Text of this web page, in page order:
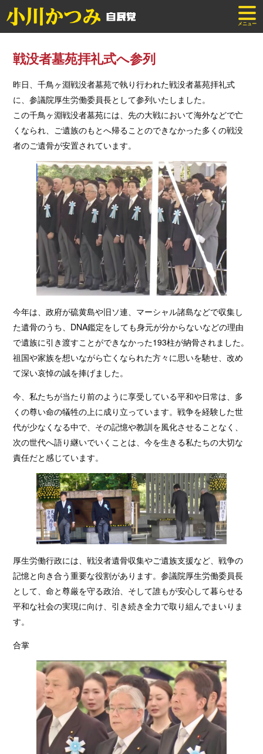
メニュー
戦没者墓苑拝礼式へ参列
昨日、千鳥ヶ淵戦没者墓苑で執り行われた戦没者墓苑拝礼式
に、参議院厚生労働委員長として参列いたしました。
この千鳥ヶ淵戦没者墓苑には、先の大戦において海外などで亡
くなられ、ご遺族のもとへ帰ることのできなかった多くの戦没
者のご遺骨が安置されています。
今年は、政府が硫黄島や旧ソ連、マーシャル諸島などで収集し
た遺骨のうち、DNA鑑定をしても身元が分からないなどの理由
で遺族に引き渡すことができなかった193柱が納骨されました。
祖国や家族を想いながら亡くなられた方々に思いを馳せ、改め
て深い哀悼の誠を捧げました。
今、私たちが当たり前のように享受している平和や日常は、多
くの尊い命の犠牲の上に成り立っています。戦争を経験した世
代が少なくなる中で、その記憶や教訓を風化させることなく、
次の世代へ語り継いでいくことは、今を生きる私たちの大切な
責任だと感じています。
厚生労働行政には、戦没者遺骨収集やご遺族支援など、戦争の
記憶と向き合う重要な役割があります。参議院厚生労働委員長
として、命と尊厳を守る政治、そして誰もが安心して暮らせる
平和な社会の実現に向け、引き続き全力で取り組んでまいりま
す。
合掌